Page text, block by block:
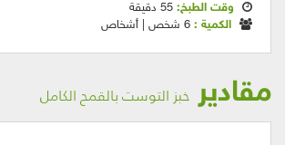
وقت الطبخ: 55 دقيقة
الكمية : 6 شخص | أشخاص
مقادير خبز التوست بالقمح الكامل